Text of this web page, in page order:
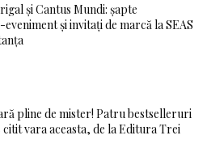
și Cantus Mundi: șapte
și invitați de marcă la SEAS
pline de mister! Patru bestselleruri
vara aceasta, de la Editura Trei